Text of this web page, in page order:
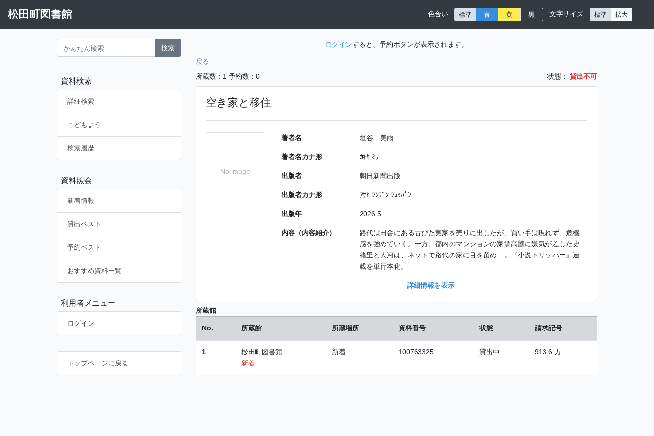
松田町図書館 色合い 標準 青 黄 黒 文字サイズ 標準 拡大
検索
資料検索
詳細検索
こどもよう
検索履歴
資料照会
新着情報
貸出ベスト
予約ベスト
おすすめ資料一覧
利用者メニュー
ログイン
トップページに戻る
ログインすると、予約ボタンが表示されます。
戻る
所蔵数：1 予約数：0 状態： 貸出不可
空き家と移住
No image
著者名 垣谷 美雨
著者名カナ形 ｶｷﾔ,ﾐｳ
出版者 朝日新聞出版
出版者カナ形 ｱｻﾋ ｼﾝﾌﾞﾝ ｼｭｯﾊﾟﾝ
出版年 2026.5
内容（内容紹介）
路代は田舎にある古びた実家を売りに出したが、買い手は現れず、危機
感を強めていく。一方、都内のマンションの家賃高騰に嫌気が差した史
緒里と大河は、ネットで路代の家に目を留め…。『小説トリッパー』連
載を単行本化。
詳細情報を表示
所蔵館
No. 所蔵館 所蔵場所 資料番号 状態 請求記号
1
松田町図書館
新着
新着 100763325 貸出中 913.6 カ